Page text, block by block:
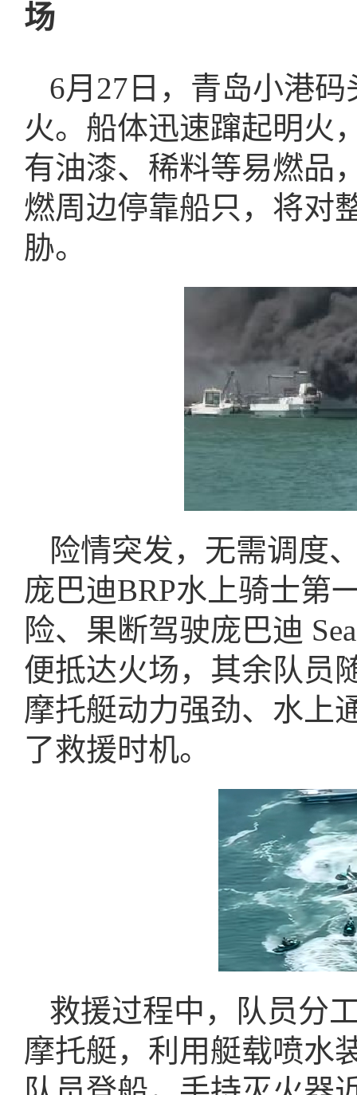
场
6月27日，青岛小港
火。船体迅速蹿起明火
有油漆、稀料等易燃品
燃周边停靠船只，将对
胁。
险情突发，无需调度
庞巴迪BRP水上骑士第
险、果断驾驶庞巴迪
便抵达火场，其余队员
摩托艇动力强劲、水上
了救援时机。
救援过程中，队员分
摩托艇，利用艇载喷水